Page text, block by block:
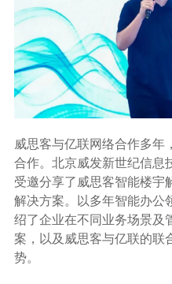
威思客与亿联网络合作多年
合作。北京威发新世纪信息
受邀分享了威思客智能楼宇
解决方案。以多年智能办公
绍了企业在不同业务场景及
案，以及威思客与亿联的联
势。